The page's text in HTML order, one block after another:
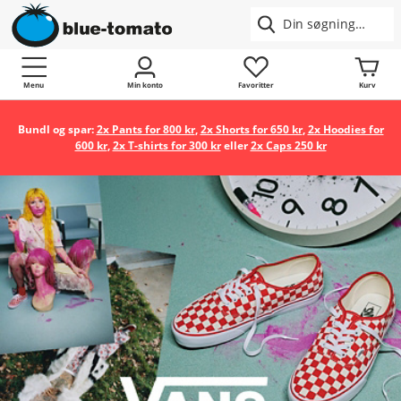
Menu Min konto Favoritter Kurv
Bundl og spar:2x Pants for 800 kr,2x Shorts for 650 kr,2x Hoodies for
600 kr,2x T-shirts for 300 kreller2x Caps 250 kr